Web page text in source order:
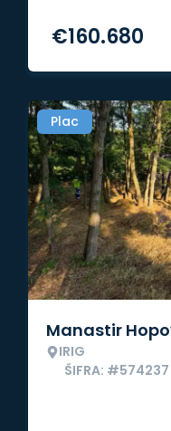
€160.680
Plac
Manastir
IRIG
ŠIFRA: #574237